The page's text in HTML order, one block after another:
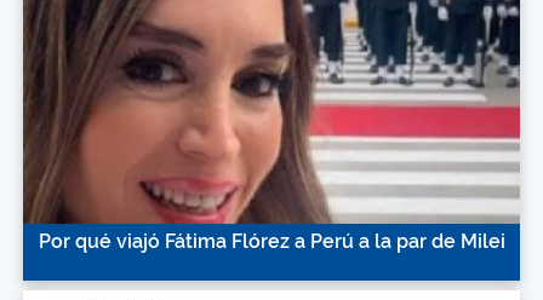
Por qué viajó Fátima Flórez a Perú a la par de Milei